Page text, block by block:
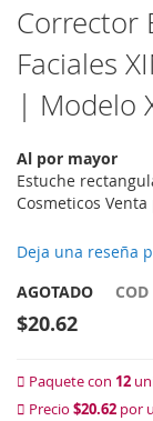
Saltar
al
comienzo
de
galería
imágenes
Corrector
Faciales
| Modelo
Al por mayor
Estuche
Cosmeticos
Deja una reseña
AGOTADO
COD
$20.62
Paquete con 12
Precio $20.62 por